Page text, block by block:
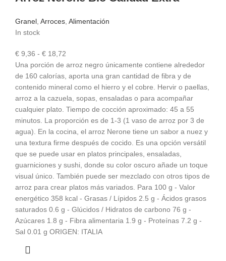
Granel Arroces Alimentación
In stock
€ 9,36 - € 18,72
de
precios:
desde
€ 9,36
hasta
€ 18,72
Una porción de arroz negro únicamente contiene alrededor
de 160 calorías, aporta una gran cantidad de fibra y de
contenido mineral como el hierro y el cobre. Hervir o paellas,
arroz a la cazuela, sopas, ensaladas o para acompañar
cualquier plato. Tiempo de cocción aproximado: 45 a 55
minutos. La proporción es de 1-3 (1 vaso de arroz por 3 de
agua). En la cocina, el arroz Nerone tiene un sabor a nuez y
una textura firme después de cocido. Es una opción versátil
que se puede usar en platos principales, ensaladas,
guarniciones y sushi, donde su color oscuro añade un toque
visual único. También puede ser mezclado con otros tipos de
arroz para crear platos más variados. Para 100 g - Valor
energético 358 kcal - Grasas / Lípidos 2.5 g - Ácidos grasos
saturados 0.6 g - Glúcidos / Hidratos de carbono 76 g -
Azúcares 1.8 g - Fibra alimentaria 1.9 g - Proteínas 7.2 g -
Sal 0.01 g ORIGEN: ITALIA